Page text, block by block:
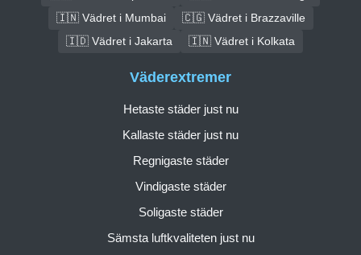
🇮🇳 Vädret i Mumbai
🇨🇬 Vädret i Brazzaville
🇮🇩 Vädret i Jakarta
🇮🇳 Vädret i Kolkata
Väderextremer
Hetaste städer just nu
Kallaste städer just nu
Regnigaste städer
Vindigaste städer
Soligaste städer
Sämsta luftkvaliteten just nu